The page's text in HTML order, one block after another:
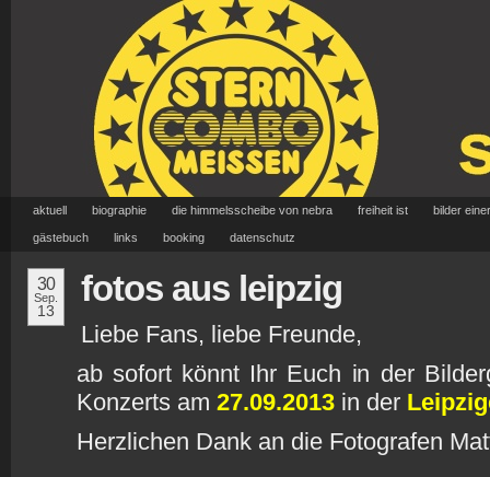
aktuell biographie die himmelsscheibe von nebra freiheit ist bilder
gästebuch links booking datenschutz
30
Sep.
13
fotos aus leipzig
Liebe Fans, liebe Freunde,
ab sofort könnt Ihr Euch in der
Konzerts am 27.09.2013 in der
Herzlichen Dank an die Fotografen